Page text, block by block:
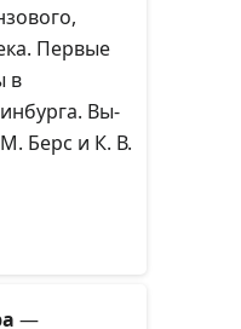
Первые
в
Вы­
М. Берс и К. В.
—